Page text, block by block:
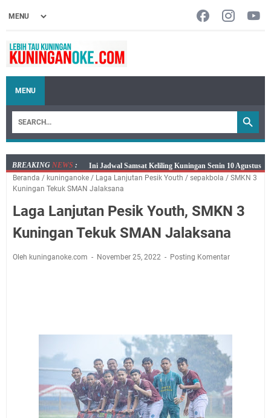
MENU
BREAKING NEWS :
Senin 10 Agustus 2026 Lokasi Samsat Keliling
Kuningan Ada di Empat Lokasi
2026 Hanya Satu, Wabup Kuningan Tiga Acara
Samsat Keliling Kuningan Minggu 9 Agustus 2026
Kuningan Sabtu 8 Agustus 2026
Agustus 2026
Jumat 7 Agustus 2026 Mobil SIM Keliling Ada di
Kecamatan Sindangagung
Agenda Kegiatan Bupati Senin 10 Agustus 2026 Ada
Tiga, Wabup dan Sekda Kuningan Dua Acara
Beranda / kuninganoke / Laga Lanjutan Pesik Youth / sepakbola / SMKN 3
Kuningan Tekuk SMAN Jalaksana
Laga Lanjutan Pesik Youth, SMKN 3
Kuningan Tekuk SMAN Jalaksana
Oleh kuninganoke.com November 25, 2022 Posting Komentar